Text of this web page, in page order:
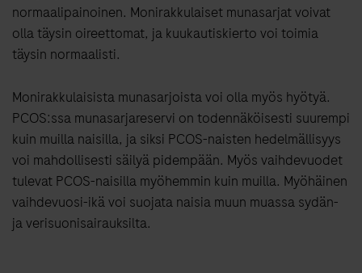
normaalipainoinen. Monirakkulaiset munasarjat voivat
olla täysin oireettomat, ja kuukautiskierto voi toimia
täysin normaalisti.
Monirakkulaisista munasarjoista voi olla myös hyötyä.
PCOS:ssa munasarjareservi on todennäköisesti suurempi
kuin muilla naisilla, ja siksi PCOS-naisten hedelmällisyys
voi mahdollisesti säilyä pidempään. Myös vaihdevuodet
tulevat PCOS-naisilla myöhemmin kuin muilla. Myöhäinen
vaihdevuosi-ikä voi suojata naisia muun muassa sydän-
ja verisuonisairauksilta.